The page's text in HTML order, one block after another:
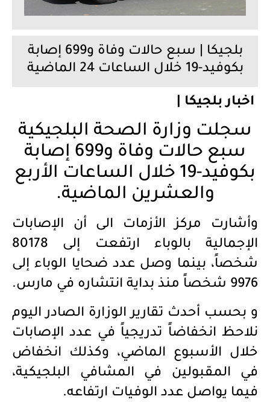
بلجيكا | سبع حالات وفاة و699 إصابة
بكوفيد-19 خلال الساعات 24 الماضية
اخبار بلجيكا |
سجلت وزارة الصحة البلجيكية
سبع حالات وفاة و699 إصابة
بكوفيد-19 خلال الساعات الأربع
والعشرين الماضية.
وأشارت مركز الأزمات الى أن الإصابات
الإجمالية بالوباء ارتفعت إلى 80178
شخصاً، بينما وصل عدد ضحايا الوباء إلى
9976 شخصاً منذ بداية انتشاره في مارس.
و بحسب أحدث تقارير الوزارة الصادر اليوم
نلاحظ انخفاضاً تدريجياً في عدد الإصابات
خلال الأسبوع الماضي، وكذلك انخفاض
في المقبولين في المشافي البلجيكية،
فيما يواصل عدد الوفيات ارتفاعه.